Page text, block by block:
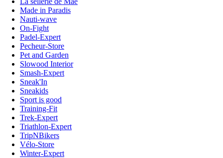
Made in Paradis
Nauti-wave
On-Fight
Padel-Expert
Pecheur-Store
Pet and Garden
Slowood Interior
Smash-Expert
Sneak'In
Sneakids
Sport is good
Training-Fit
Trek-Expert
Triathlon-Expert
TripNBikers
Vélo-Store
Winter-Expert